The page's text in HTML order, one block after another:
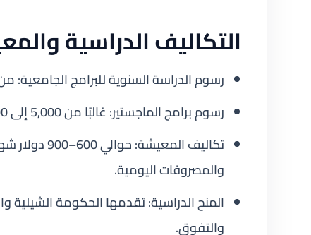
التكاليف الدراسية
رسوم الدراسة السنوية للبرامج الجامعية: من 3,000 إلى 10,000 دولار أمريكي حسب الجامعة
رسوم برامج الماجستير: غالبًا من 5,000 إلى 12,000 دولار أمريكي سنويًا.
تكاليف
والمصروفات اليومية.
المنح الدراسية: تقدمها الحكومة الشيلية
والتفوق.